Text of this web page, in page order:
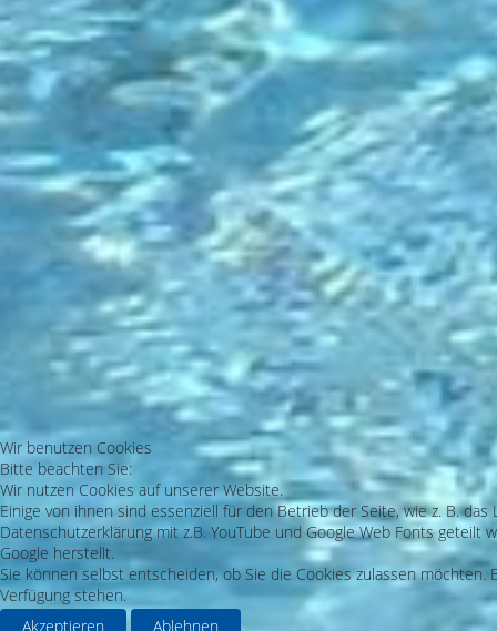
Wir benutzen Cookies
Bitte beachten Sie:
Wir nutzen Cookies auf unserer Website.
Einige von ihnen sind essenziell für den Betrieb der Seite, wie z. B.
Datenschutzerklärung mit z.B. YouTube und Google Web Fonts
Google herstellt.
Sie können selbst entscheiden, ob Sie die Cookies zulassen
Verfügung stehen.
Akzeptieren
Ablehnen